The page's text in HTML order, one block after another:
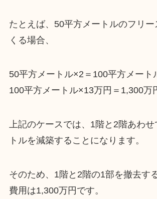
たとえば、50平方メートルのフリ
くる場合、
50平方メートル×2＝100平方メート
100平方メートル×13万円＝1,300万
上記のケースでは、1階と2階あわ
トルを減築することになります。
そのため、1階と2階の1部を撤去す
費用は1,300万円です。